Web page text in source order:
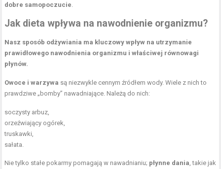
dobre samopoczucie
Jak dieta wpływa na nawodnienie organizmu?
Nasz sposób odżywiania ma kluczowy wpływ na utrzymanie
prawidłowego nawodnienia organizmu i właściwej równowagi
płynów.
Owoce i warzywa są niezwykle cennym źródłem wody. Wiele z nich to
prawdziwe „bomby” nawadniające. Należą do nich:
soczysty arbuz,
orzeźwiający ogórek,
truskawki,
sałata.
Nie tylko stałe pokarmy pomagają w nawadnianiu; płynne dania , takie jak